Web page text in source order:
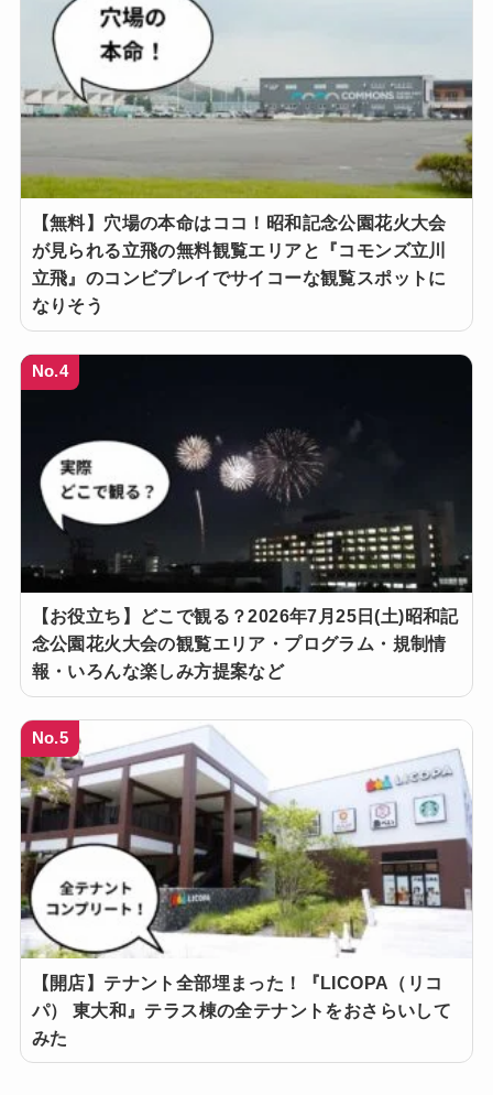
【無料】穴場の本命はココ！昭和記念公園花火大会
が見られる立飛の無料観覧エリアと『コモンズ立川
立飛』のコンビプレイでサイコーな観覧スポットに
なりそう
No.4
【お役立ち】どこで観る？2026年7月25日(土)昭和記
念公園花火大会の観覧エリア・プログラム・規制情
報・いろんな楽しみ方提案など
No.5
【開店】テナント全部埋まった！『LICOPA（リコ
パ） 東大和』テラス棟の全テナントをおさらいして
みた